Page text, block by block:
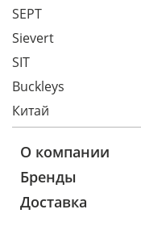
SEPT
Sievert
SIT
Buckleys
Китай
О компании
Бренды
Доставка